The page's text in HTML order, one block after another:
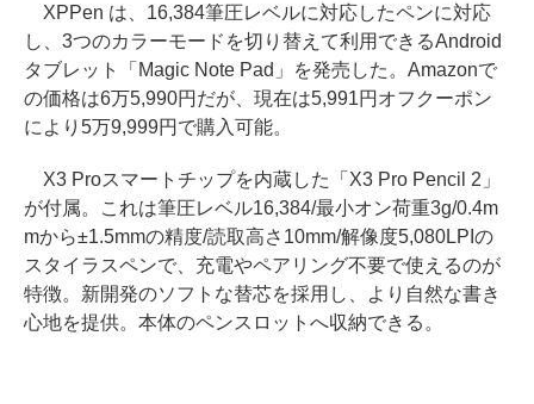
XPPen は、16,384筆圧レベルに対応したペンに対応
し、3つのカラーモードを切り替えて利用できるAndroid
タブレット「Magic Note Pad」を発売した。Amazonで
の価格は6万5,990円だが、現在は5,991円オフクーポン
により5万9,999円で購入可能。
X3 Proスマートチップを内蔵した「X3 Pro Pencil 2」
が付属。これは筆圧レベル16,384/最小オン荷重3g/0.4m
mから±1.5mmの精度/読取高さ10mm/解像度5,080LPIの
スタイラスペンで、充電やペアリング不要で使えるのが
特徴。新開発のソフトな替芯を採用し、より自然な書き
心地を提供。本体のペンスロットへ収納できる。